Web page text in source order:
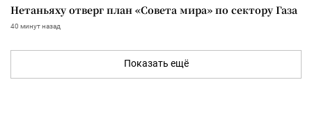
Нетаньяху отверг план «Совета мира» по сектору Газа
40 минут назад
Показать ещё